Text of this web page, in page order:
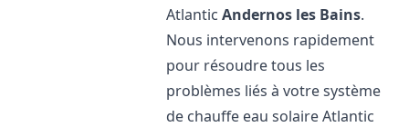
AtlanticAndernos les Bains.
Nous intervenons rapidement
pour résoudre tous les
problèmes liés à votre système
de chauffe eau solaire Atlantic